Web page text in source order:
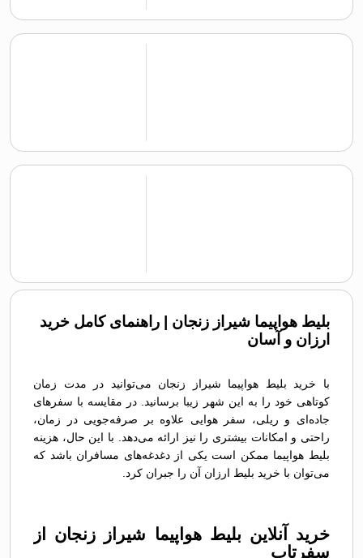
بلیط هواپیما شیراز زنجان | راهنمای کامل خرید
ارزان و آسان
با خرید بلیط هواپیما شیراز زنجان می‌توانید در مدت زمان
کوتاهی خود را به این شهر زیبا برسانید. در مقایسه با سفرهای
جاده‌ای و ریلی، سفر هوایی علاوه بر صرفه‌جویی در زمان،
راحتی و امکانات بیشتری را نیز ارائه می‌دهد. با این حال، هزینه
بلیط هواپیما ممکن است یکی از دغدغه‌های مسافران باشد که
می‌توان با خرید بلیط ارزان آن را جبران کرد.
خرید آنلاین بلیط هواپیما شیراز زنجان از
سفرتاپ